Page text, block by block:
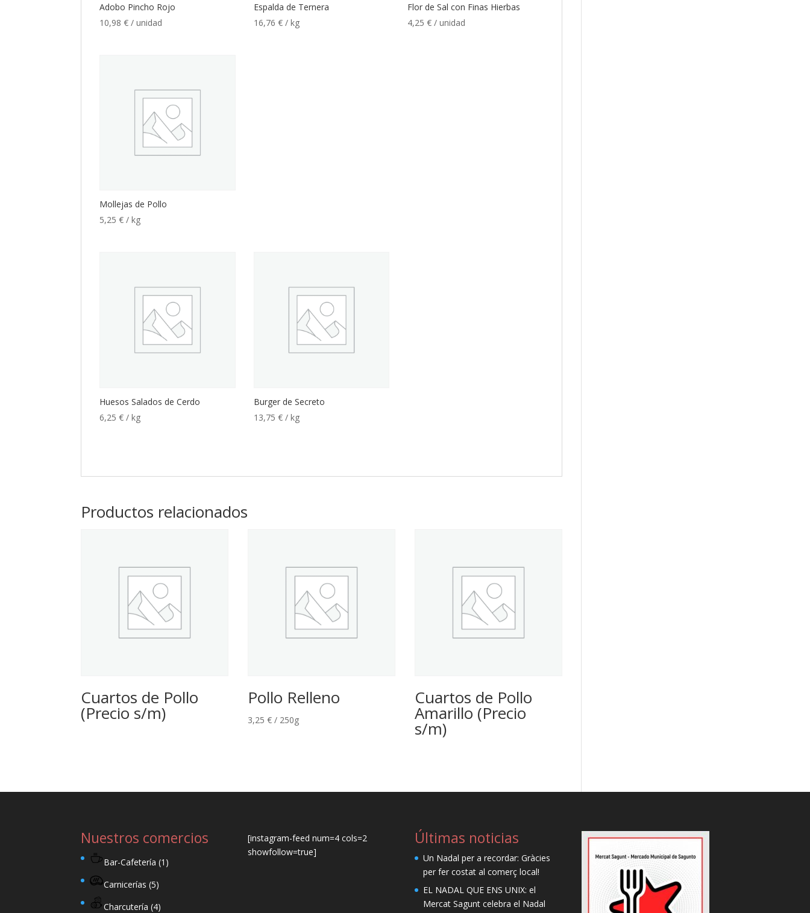
Adobo Pincho Rojo
10,98€ / unidad
Espalda de Ternera
16,76 € / kg
Flor de Sal con Finas Hierbas
4,25€ / unidad
Mollejas de Pollo
5,25€ / kg
Huesos Salados de Cerdo
6,25€ / kg
Burger de Secreto
13,75 € / kg
Productos relacionados
Cuartos de Pollo
(Precio s/m)
Pollo Relleno
3,25€ / 250g
Cuartos de Pollo
Amarillo (Precio
s/m)
Nuestros comercios
Bar-Cafetería (1)
Carnicerías (5)
Charcutería (4)
[instagram-feed num=4 cols=2
showfollow=true]
Últimas noticias
Un Nadal per a recordar: Gràcies
per fer costat al comerç local!
EL NADAL QUE ENS UNIX: el
Mercat Sagunt celebra el Nadal